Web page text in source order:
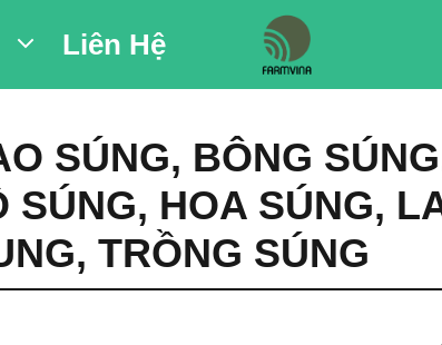
Liên Hệ
SÚNG, BÔNG SÚNG
SÚNG, HOA SÚNG,
, TRỒNG SÚNG